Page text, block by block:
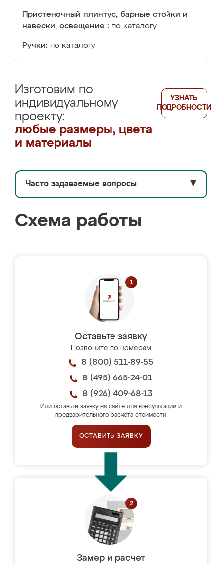
Пристеночный плинтус, барные стойки и
навески, освещение : по каталогу
Ручки: по каталогу
Изготовим по
индивидуальному
проекту:
любые размеры, цвета
и материалы
УЗНАТЬ
ПОДРОБНОСТИ
Часто задаваемые вопросы ▼
Схема работы
Оставьте заявку
Позвоните по номерам
8 (800) 511-89-55
8 (495) 665-24-01
8 (926) 409-68-13
Или оставьте заявку на сайте для консультации и
предварительного расчёта стоимости.
ОСТАВИТЬ ЗАЯВКУ
Замер и расчет